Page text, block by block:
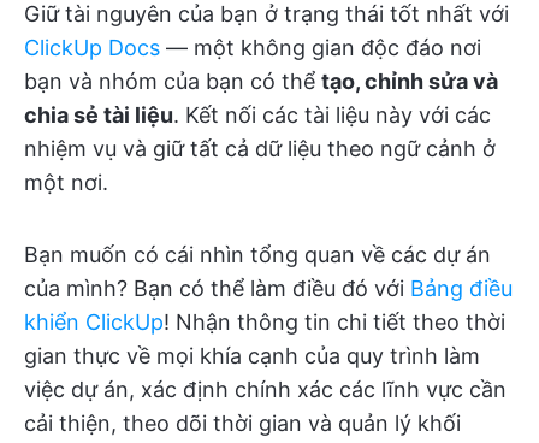
Giữ tài nguyên của bạn ở trạng thái tốt nhất với
ClickUp Docs — một không gian độc đáo nơi
bạn và nhóm của bạn có thể tạo, chỉnh sửa và
chia sẻ tài liệu. Kết nối các tài liệu này với các
nhiệm vụ và giữ tất cả dữ liệu theo ngữ cảnh ở
một nơi.
Bạn muốn có cái nhìn tổng quan về các dự án
của mình? Bạn có thể làm điều đó với Bảng điều
khiển ClickUp! Nhận thông tin chi tiết theo thời
gian thực về mọi khía cạnh của quy trình làm
việc dự án, xác định chính xác các lĩnh vực cần
cải thiện, theo dõi thời gian và quản lý khối